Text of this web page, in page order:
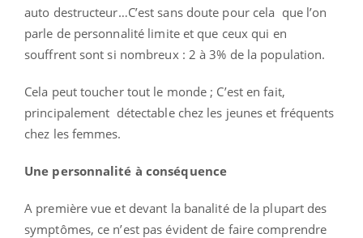
auto destructeur…C’est sans doute pour cela que l’on
parle de personnalité limite et que ceux qui en
souffrent sont si nombreux : 2 à 3% de la population.
Cela peut toucher tout le monde ; C’est en fait,
principalement détectable chez les jeunes et fréquents
chez les femmes.
Une personnalité à conséquence
A première vue et devant la banalité de la plupart des
symptômes, ce n’est pas évident de faire comprendre